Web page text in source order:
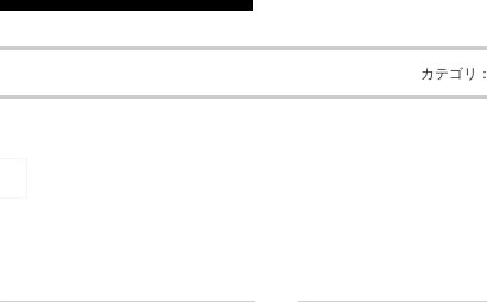
カテゴリ：